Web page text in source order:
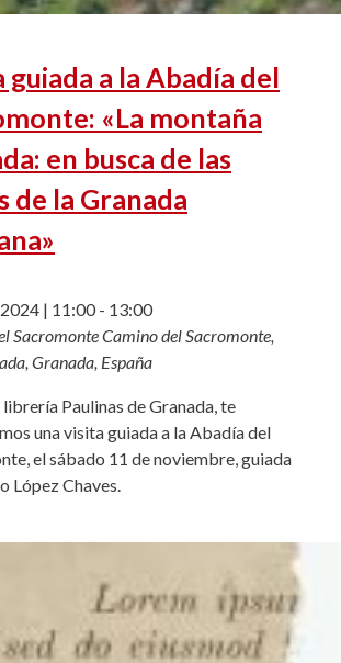
guiada a la Abadía del
«La montaña
en busca de las
de la Granada
| 11:00- 13:00
SacromonteCamino del Sacromonte,
Granada, España
librería Paulinas de Granada, te
una visita guiada a la Abadía del
el sábado 11 de noviembre, guiada
López Chaves.